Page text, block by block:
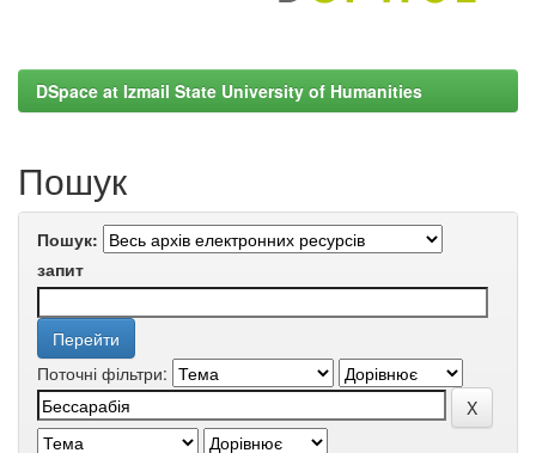
DSpace at Izmail State University of Humanities
Пошук
Пошук:
запит
Поточні фільтри: